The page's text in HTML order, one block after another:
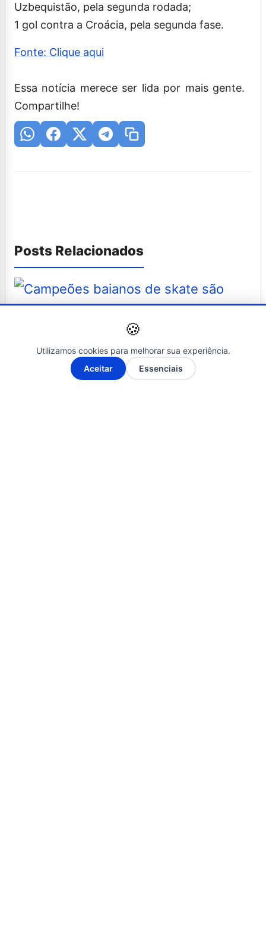
Uzbequistão, pela segunda rodada;
1 gol contra a Croácia, pela segunda fase.
Fonte: Clique aqui
Essa notícia merece ser lida por mais gente.
Compartilhe!
Posts Relacionados
ESPORTE
08 de janeiro de 2025
A- A+
🍪
Utilizamos cookies para melhorar sua experiência.
Aceitar
Essenciais